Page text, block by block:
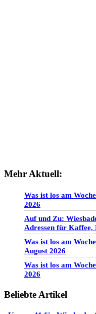
Mehr Aktuell:
Was ist los am
2026
Auf und Zu:
Adressen für Kaffee,
Was ist los am
August 2026
Was ist los am
2026
Beliebte Artikel